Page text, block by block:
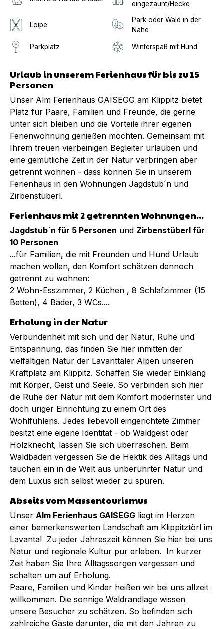
eingezäunt/Hecke
Loipe
Park oder Wald in der
Nähe
Parkplatz Winterspaß mit Hund
Urlaub in unserem Ferienhaus für bis zu 15
Personen
Unser Alm Ferienhaus GAISEGG am Klippitz bietet
Platz für Paare, Familien und Freunde, die gerne
unter sich bleiben und die Vorteile ihrer eigenen
Ferienwohnung genießen möchten. Gemeinsam mit
Ihrem treuen vierbeinigen Begleiter urlauben und
eine gemütliche Zeit in der Natur verbringen aber
getrennt wohnen - dass können Sie in unserem
Ferienhaus in den Wohnungen Jagdstub´n und
Zirbenstüberl.
Ferienhaus mit 2 getrennten Wohnungen...
Jagdstub´n für 5 Personen und Zirbenstüberl für
10 Personen
...für Familien, die mit Freunden und Hund Urlaub
machen wollen, den Komfort schätzen dennoch
getrennt zu wohnen:
2 Wohn-Esszimmer, 2 Küchen , 8 Schlafzimmer (15
Betten), 4 Bäder, 3 WCs....
Erholung in der Natur
Verbundenheit mit sich und der Natur, Ruhe und
Entspannung, das finden Sie hier inmitten der
vielfältigen Natur der Lavanttaler Alpen unseren
Kraftplatz am Klippitz. Schaffen Sie wieder Einklang
mit Körper, Geist und Seele. So verbinden sich hier
die Ruhe der Natur mit dem Komfort modernster und
doch uriger Einrichtung zu einem Ort des
Wohlfühlens. Jedes liebevoll eingerichtete Zimmer
besitzt eine eigene Identität - ob Waldgeist oder
Holzknecht, lassen Sie sich überraschen. Beim
Waldbaden vergessen Sie die Hektik des Alltags und
tauchen ein in die Welt aus unberührter Natur und
dem Luxus sich selbst wieder zu spüren.
Abseits vom Massentourismus
Unser Alm Ferienhaus GAISEGG liegt im Herzen
einer bemerkenswerten Landschaft am Klippitztörl im
Lavantal Zu jeder Jahreszeit können Sie hier bei uns
Natur und regionale Kultur pur erleben. In kurzer
Zeit haben Sie Ihre Alltagssorgen vergessen und
schalten um auf Erholung.
Paare, Familien und Kinder heißen wir bei uns allzeit
willkommen. Die sonnige Waldrandlage wissen
unsere Besucher zu schätzen. So befinden sich
zahlreiche Gäste darunter, die mit den Jahren zu